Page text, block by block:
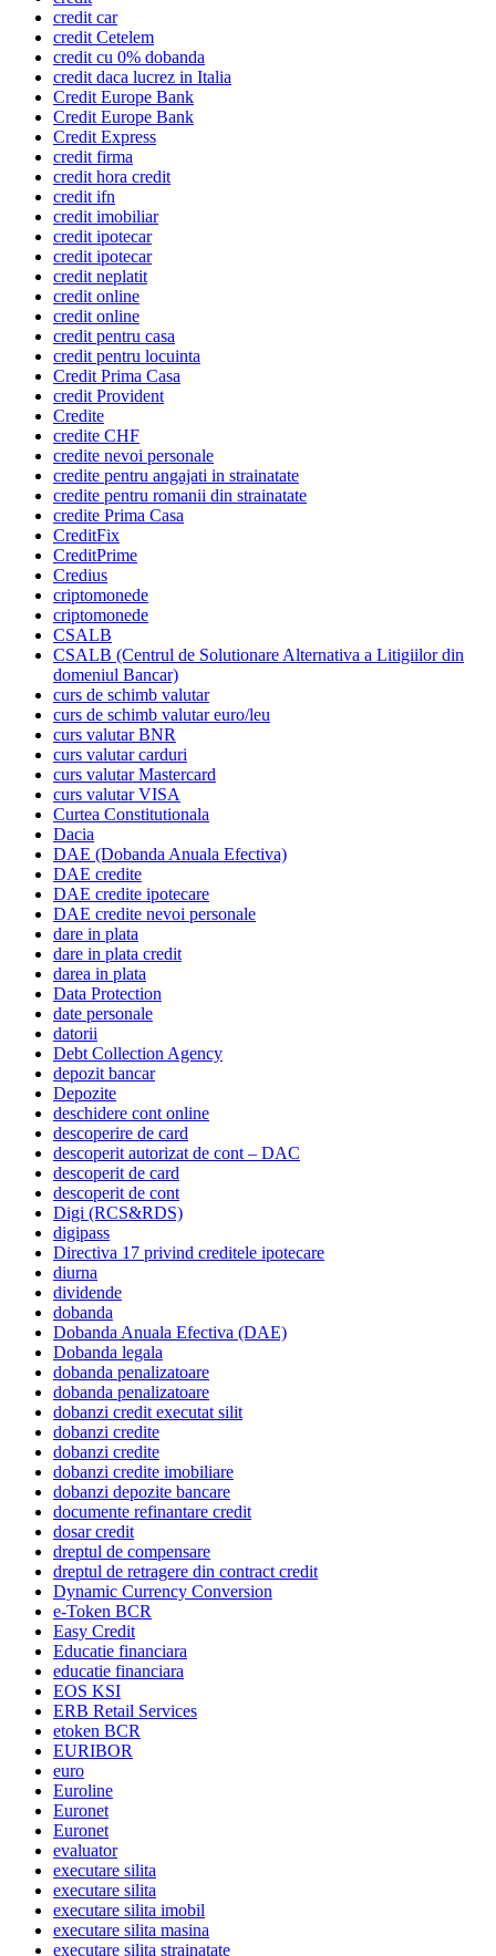
credit car
credit Cetelem
credit cu 0% dobanda
credit daca lucrez in Italia
Credit Europe Bank
Credit Europe Bank
Credit Express
credit firma
credit hora credit
credit ifn
credit imobiliar
credit ipotecar
credit ipotecar
credit neplatit
credit online
credit online
credit pentru casa
credit pentru locuinta
Credit Prima Casa
credit Provident
Credite
credite CHF
credite nevoi personale
credite pentru angajati in strainatate
credite pentru romanii din strainatate
credite Prima Casa
CreditFix
CreditPrime
Credius
criptomonede
criptomonede
CSALB
CSALB (Centrul de Solutionare Alternativa a Litigiilor din
domeniul Bancar)
curs de schimb valutar
curs de schimb valutar euro/leu
curs valutar BNR
curs valutar carduri
curs valutar Mastercard
curs valutar VISA
Curtea Constitutionala
Dacia
DAE (Dobanda Anuala Efectiva)
DAE credite
DAE credite ipotecare
DAE credite nevoi personale
dare in plata
dare in plata credit
darea in plata
Data Protection
date personale
datorii
Debt Collection Agency
depozit bancar
Depozite
deschidere cont online
descoperire de card
descoperit autorizat de cont – DAC
descoperit de card
descoperit de cont
Digi (RCS&RDS)
digipass
Directiva 17 privind creditele ipotecare
diurna
dividende
dobanda
Dobanda Anuala Efectiva (DAE)
Dobanda legala
dobanda penalizatoare
dobanda penalizatoare
dobanzi credit executat silit
dobanzi credite
dobanzi credite
dobanzi credite imobiliare
dobanzi depozite bancare
documente refinantare credit
dosar credit
dreptul de compensare
dreptul de retragere din contract credit
Dynamic Currency Conversion
e-Token BCR
Easy Credit
Educatie financiara
educatie financiara
EOS KSI
ERB Retail Services
etoken BCR
EURIBOR
euro
Euroline
Euronet
Euronet
evaluator
executare silita
executare silita
executare silita imobil
executare silita masina
executare silita strainatate